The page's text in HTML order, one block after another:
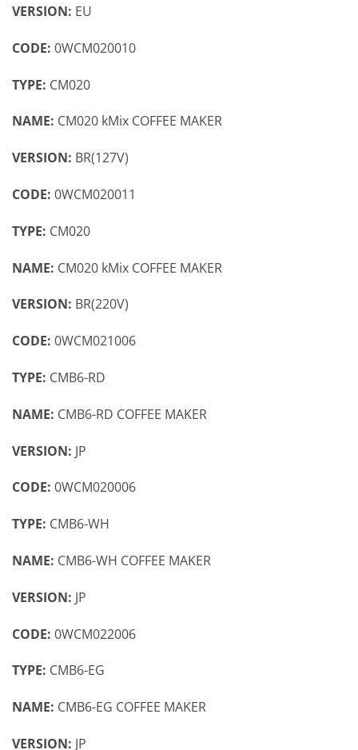
VERSION: EU
CODE: 0WCM020010
TYPE: CM020
NAME: CM020 kMix COFFEE MAKER
VERSION: BR(127V)
CODE: 0WCM020011
TYPE: CM020
NAME: CM020 kMix COFFEE MAKER
VERSION: BR(220V)
CODE: 0WCM021006
TYPE: CMB6-RD
NAME: CMB6-RD COFFEE MAKER
VERSION: JP
CODE: 0WCM020006
TYPE: CMB6-WH
NAME: CMB6-WH COFFEE MAKER
VERSION: JP
CODE: 0WCM022006
TYPE: CMB6-EG
NAME: CMB6-EG COFFEE MAKER
VERSION: JP